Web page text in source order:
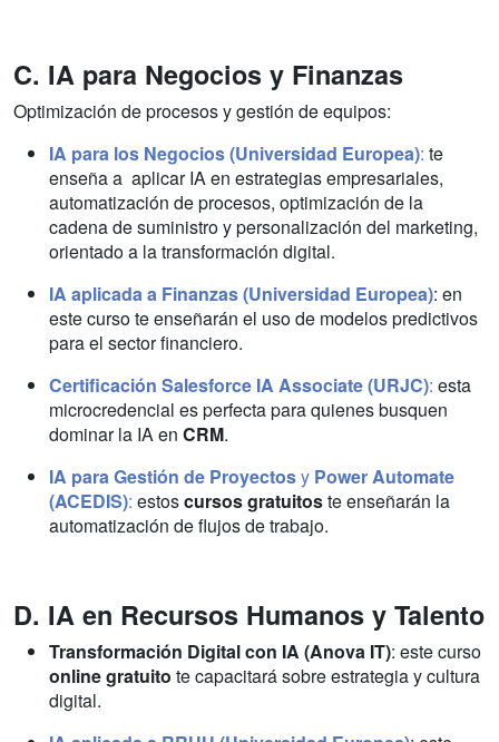
C. IA para Negocios y Finanzas
Optimización de procesos y gestión de equipos:
IA para los Negocios (Universidad Europea): te
enseña a aplicar IA en estrategias empresariales,
automatización de procesos, optimización de la
cadena de suministro y personalización del marketing,
orientado a la transformación digital.
IA aplicada a Finanzas (Universidad Europea): en
este curso te enseñarán el uso de modelos predictivos
para el sector financiero.
Certificación Salesforce IA Associate (URJC): esta
microcredencial es perfecta para quienes busquen
dominar la IA en CRM.
IA para Gestión de Proyectosy Power Automate
(ACEDIS): estoscursos gratuitoste enseñarán la
automatización de flujos de trabajo.
D. IA en Recursos Humanos y Talento
Transformación Digital con IA (Anova IT): este curso
online gratuito te capacitará sobre estrategia y cultura
digital.